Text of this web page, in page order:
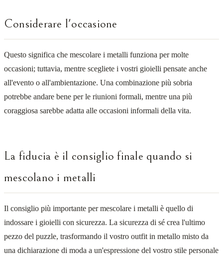
Considerare l'occasione
Questo significa che mescolare i metalli funziona per molte
occasioni; tuttavia, mentre scegliete i vostri gioielli pensate anche
all'evento o all'ambientazione. Una combinazione più sobria
potrebbe andare bene per le riunioni formali, mentre una più
coraggiosa sarebbe adatta alle occasioni informali della vita.
La fiducia è il consiglio finale quando si
mescolano i metalli
Il consiglio più importante per mescolare i metalli è quello di
indossare i gioielli con sicurezza. La sicurezza di sé crea l'ultimo
pezzo del puzzle, trasformando il vostro outfit in metallo misto da
una dichiarazione di moda a un'espressione del vostro stile personale